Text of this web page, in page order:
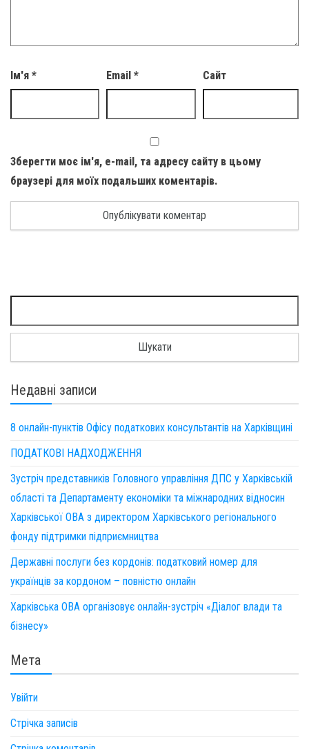
Ім'я * Email* Сайт
Зберегти моє ім'я, e-mail, та адресу сайту в цьому
браузері для моїх подальших коментарів.
Недавні записи
8 онлайн-пунктів Офісу податкових консультантів на Харківщині
ПОДАТКОВІ НАДХОДЖЕННЯ
Зустріч представників Головного управління ДПС у Харківській
області та Департаменту економіки та міжнародних відносин
Харківської ОВА з директором Харківського регіонального
фонду підтримки підприємництва
Державні послуги без кордонів: податковий номер для
українців за кордоном – повністю онлайн
Харківська ОВА організовує онлайн-зустріч «Діалог влади та
бізнесу»
Мета
Увійти
Стрічка записів